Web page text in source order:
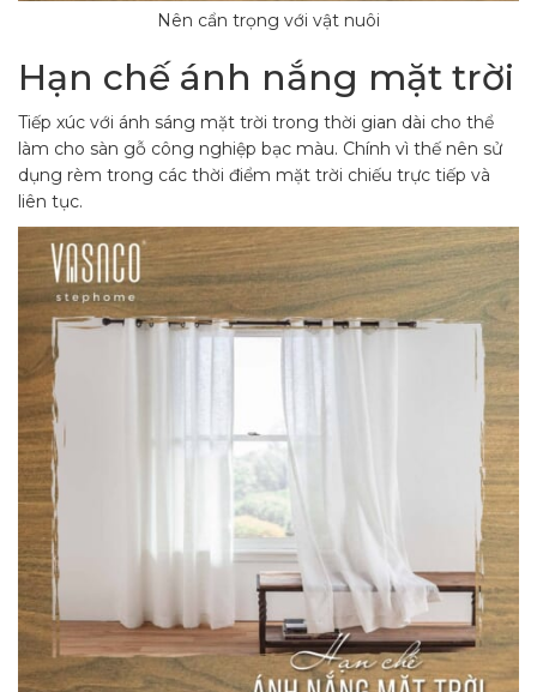
Nên cẩn trọng với vật nuôi
Hạn chế ánh nắng mặt trời
Tiếp xúc với ánh sáng mặt trời trong thời gian dài cho thể
làm cho sàn gỗ công nghiệp bạc màu. Chính vì thế nên sử
dụng rèm trong các thời điểm mặt trời chiếu trực tiếp và
liên tục.